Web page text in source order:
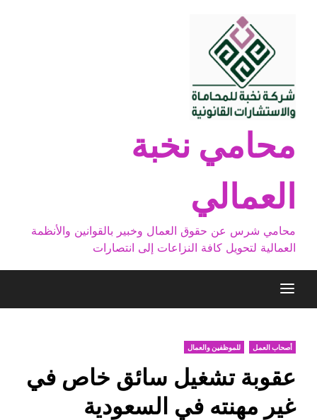
محامي نخبة
العمالي
محامي شرس عن حقوق العمال وخبير بالقوانين والأنظمة
العمالية لتحويل كافة النزاعات إلى انتصارات
أصحاب العمل للموظفين والعمال
عقوبة تشغيل سائق خاص في
غير مهنته في السعودية